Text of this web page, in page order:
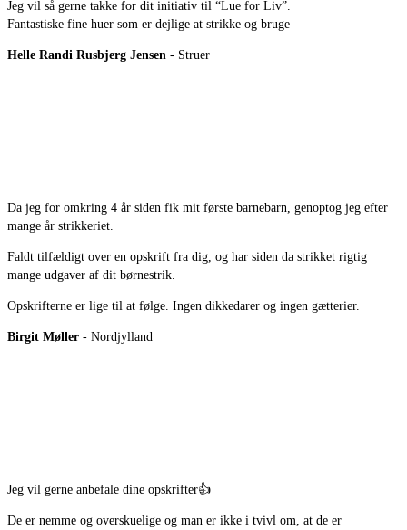
Jeg vil så gerne takke for dit initiativ til “Lue for Liv”.
Fantastiske fine huer som er dejlige at strikke og bruge
Helle Randi Rusbjerg Jensen - Struer
Da jeg for omkring 4 år siden fik mit første barnebarn, genoptog jeg efter
mange år strikkeriet.
Faldt tilfældigt over en opskrift fra dig, og har siden da strikket rigtig
mange udgaver af dit børnestrik.
Opskrifterne er lige til at følge. Ingen dikkedarer og ingen gætterier.
Birgit Møller - Nordjylland
Jeg vil gerne anbefale dine opskrifter👍
De er nemme og overskuelige og man er ikke i tvivl om, at de er